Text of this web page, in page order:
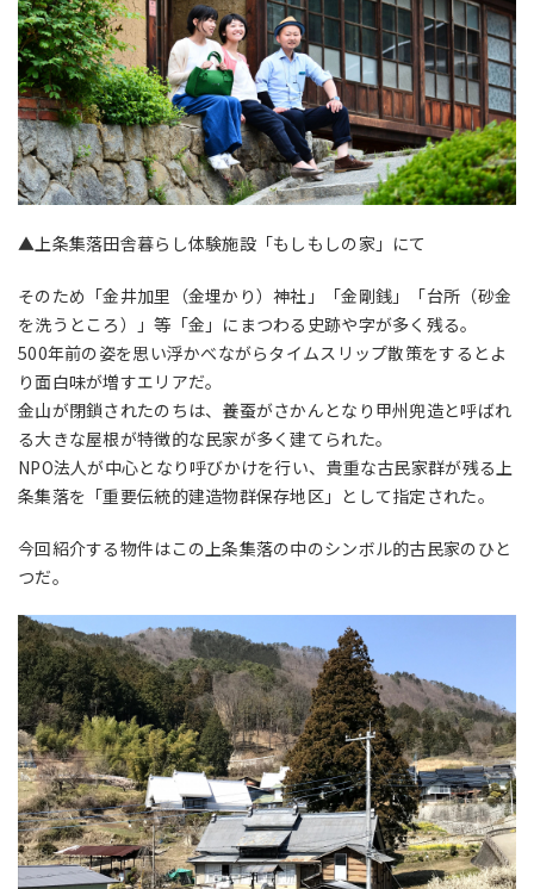
▲上条集落田舎暮らし体験施設「もしもしの家」にて
そのため「金井加里（金埋かり）神社」「金剛銭」「台所（砂金
を洗うところ）」等「金」にまつわる史跡や字が多く残る。
500年前の姿を思い浮かべながらタイムスリップ散策をするとよ
り面白味が増すエリアだ。
金山が閉鎖されたのちは、養蚕がさかんとなり甲州兜造と呼ばれ
る大きな屋根が特徴的な民家が多く建てられた。
NPO法人が中心となり呼びかけを行い、貴重な古民家群が残る上
条集落を「重要伝統的建造物群保存地区」として指定された。
今回紹介する物件はこの上条集落の中のシンボル的古民家のひと
つだ。